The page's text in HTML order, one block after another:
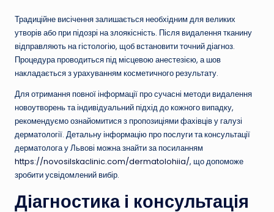
Традиційне висічення залишається необхідним для великих
утворів або при підозрі на злоякісність. Після видалення тканину
відправляють на гістологію, щоб встановити точний діагноз.
Процедура проводиться під місцевою анестезією, а шов
накладається з урахуванням косметичного результату.
Для отримання повної інформації про сучасні методи видалення
новоутворень та індивідуальний підхід до кожного випадку,
рекомендуємо ознайомитися з пропозиціями фахівців у галузі
дерматології. Детальну інформацію про послуги та консультації
дерматолога у Львові можна знайти за посиланням
https://novosilskaclinic.com/dermatolohiia/, що допоможе
зробити усвідомлений вибір.
Діагностика і консультація